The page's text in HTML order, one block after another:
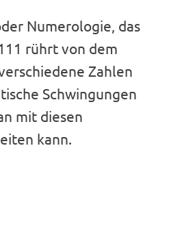
Numerologie, das
rührt von dem
Zahlen
Schwingungen
mit diesen
kann.